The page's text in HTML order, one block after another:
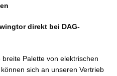
direkt bei DAG-
Palette von elektrischen
sich an unseren Vertrieb